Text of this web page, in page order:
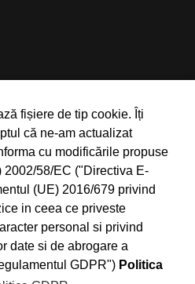
fișiere de tip cookie. Îți
că ne-am actualizat
cu modificările propuse
58/EC ("Directiva E-
(UE) 2016/679 privind
in ceea ce priveste
personal si privind
date si de abrogare a
GDPR") Politica